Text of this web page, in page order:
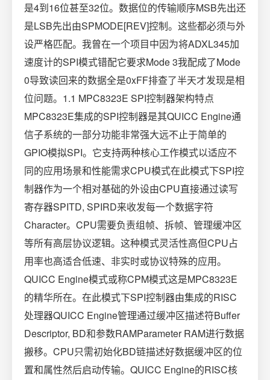
是4到16位甚至32位。数据位的传输顺序MSB先出还
是LSB先出由SPMODE[REV]控制。这些都必须与外
设严格匹配。我曾在一个项目中因为将ADXL345加
速度计的SPI模式错配它要求Mode 3我配成了Mode
0导致读回来的数据全是0xFF排查了半天才发现是相
位问题。1.1 MPC8323E SPI控制器架构特点
MPC8323E集成的SPI控制器是其QUICC Engine通
信子系统的一部分功能非常强大远不止于简单的
GPIO模拟SPI。它支持两种核心工作模式以适应不
同的应用场景和性能需求CPU模式在此模式下SPI控
制器作为一个相对基础的外设由CPU直接通过读写
寄存器SPITD, SPIRD来收发每一个数据字符
Character。CPU需要负责组帧、拆帧、管理缓冲区
等所有高层协议逻辑。这种模式灵活性高但CPU占
用率也高适合低速、非实时或协议特殊的应用。
QUICC Engine模式或称CPM模式这是MPC8323E
的精华所在。在此模式下SPI控制器由集成的RISC
处理器QUICC Engine管理通过缓冲区描述符Buffer
Descriptor, BD和参数RAMParameter RAM进行数据
搬移。CPU只需初始化BD链描述好数据缓冲区的位
置和属性然后启动传输。QUICC Engine的RISC核